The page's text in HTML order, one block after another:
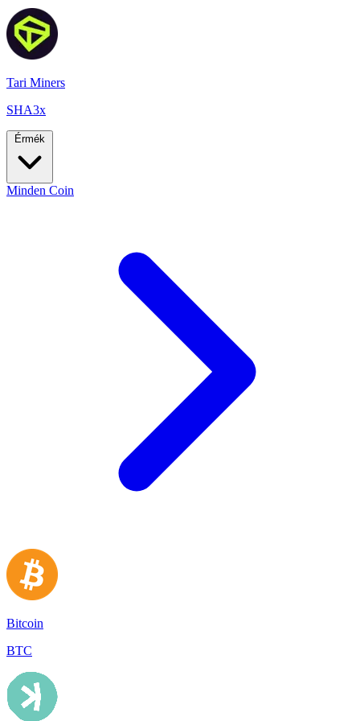
Tari Miners
SHA3x
Érmék
Minden Coin
Bitcoin
BTC